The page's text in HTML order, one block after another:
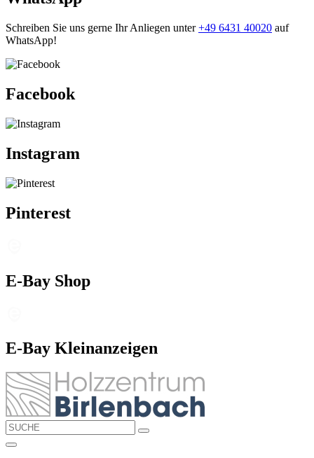
Schreiben Sie uns gerne Ihr Anliegen unter+49 6431 40020 auf
WhatsApp!
Facebook
Instagram
Pinterest
E-Bay Shop
E-Bay Kleinanzeigen